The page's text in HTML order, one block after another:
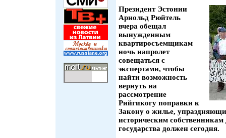
Президент Эстонии
Арнольд Рюйтель
вчера обещал
вынужденным
квартиросъемщикам
ночь напролет
совещаться с
экспертами, чтобы
найти возможность
вернуть на
рассмотрение
Рийгикогу поправки к
Закону о жилье,
историческим
государства должен сегодня.